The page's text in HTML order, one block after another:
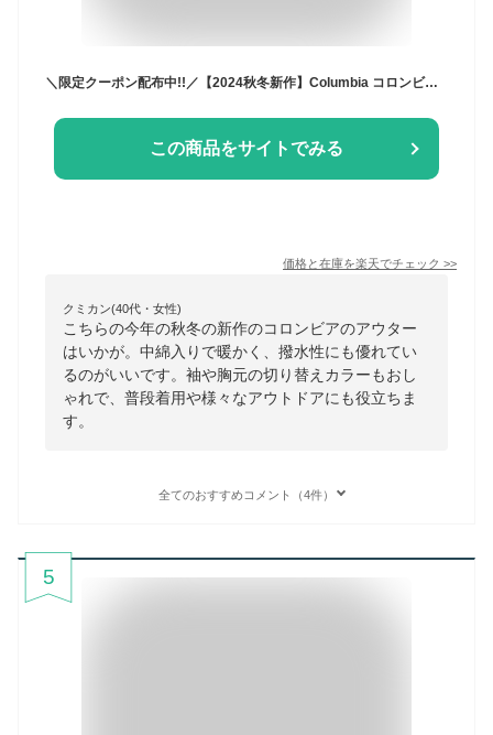
＼限定クーポン配布中!!／【2024秋冬新作】Columbia コロンビア ラビリンスキャニオンIIジャケット メンズ アウター マウンテンパーカー はっ水 撥水 防汚 中綿 防寒 保温 アウトドア キャンプ 登山 ハイキング トレッキング 通勤 通学 旅行 スポーツ 釣り XE9089
この商品をサイトでみる
価格と在庫を楽天でチェック >>
クミカン(40代・女性)
こちらの今年の秋冬の新作のコロンビアのアウター
はいかが。中綿入りで暖かく、撥水性にも優れてい
るのがいいです。袖や胸元の切り替えカラーもおし
ゃれで、普段着用や様々なアウトドアにも役立ちま
す。
全てのおすすめコメント（4件）
5